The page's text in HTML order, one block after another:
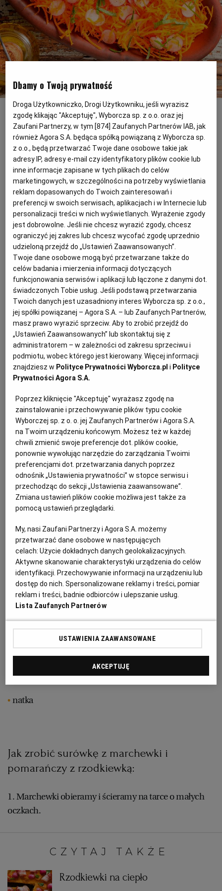
NAPOJE
SAŁATKI
MAKARONY
DRÓB
MIĘSA
RYBY
PRZEKĄSKI
DOMOWE PRZETWORY
SOST, DIPY I INNE DODATKI
DOMOWE PRZYJĘCIE
GRILL
KUCHNIA CHIŃSKA
KUCHNIA TAJSKA
KUCHNIA GRECKA
KUCHNIA PORTUGALSKA
KUCHNIA FRANCUSKA
KUCHNIA AMERYKAŃSKA
KUCHNIA POLSKA
KUCHNIA MEKSYKAŃSKA
KUCHNIA INDYJSKA
KUCHNIA HISZPAŃSKA
KUCHNIA NIEMIECKA
ZAKUPY
SPRZĘT KUCHENNY
FIT PRZEPISY
WEGE
WEGAN
BEZ GLUTENU
PODRÓŻE KULINARNE
HISTORIE KULINARNE
FELIETONY KULINARNE
KSIĄŻKI KULINARNE
SZEF KUCHNI
NASZE SERWISY
SERWISY LOKALNE
BIAŁYSTOK
BIELSKO-BIAŁA
BYDGOSZCZ
CZĘSTOCHOWA
ELBLĄG
GLIWICE
GORZÓW WIELKOPOLSKI
KALISZ
KATOWICE
KIELCE
KRAKÓW
LUBLIN
ŁÓDŹ
OLSZTYN
OPOLE
PŁOCK
POZNAŃ
RADOM
RYBNIK
SZCZECIN
WARSZAWA
WYBORCZA.PL
MAGAZYNY
DUŻY FORMAT
WOLNA SOBOTA
ALE HISTORIA
WYBORCZA TV I VOD
TYLKO ZDROWIE
KSIĄŻKI. MAGAZYN DO CZYTANIA
NASZA EUROPA
SŁÓWKA. MAGAZYN O JĘZYKU
WYBORCZA CLASSIC
WYBORCZA.BIZ
WYSOKIE OBCASY
BIQDATA
JUTRONAUCI
ARCHIWUM
INNE SERWISY
GAZETA.PL
SPORT.PL
PUBLIO.PL
KULTURALNYSKLEP.PL
DZIECKO
ZDROWIE
POGODA
PODRÓŻE
WIDEO
FORUM
Surówka z marchewki z pomarańczą(Fot. Getty Images)
Marchewka do obiadu to popularny
dodatek. Najczęściej podajemy ją z
jabłkiem, z chrzanem albo z rodzynkami.
Tę wersję surówki przygotowaliśmy z
pomarańczą i podkręciliśmy jej smak,
dorzucając nieco ostre w smaku
rzodkiewki.
Dla 4 osób
Przygotowanie: 20 minut
Surówka z marchewki i pomarańczy z
rzodkiewką – składniki:
4 marchewki
pomarańcza
kilka rzodkiewek
3 łyżki soku z cytryny
oliwa
sól
cukier
natka
Jak zrobić surówkę z marchewki i
pomarańczy z rzodkiewką:
1. Marchewki obieramy i ścieramy na tarce o małych
oczkach.
CZYTAJ TAKŻE:
Rzodkiewki na ciepło
Dbamy o Twoją prywatność
Droga Użytkowniczko, Drogi Użytkowniku, jeśli wyrazisz
zgodę klikając "Akceptuję", Wyborcza sp. z o.o. oraz jej
Zaufani Partnerzy, w tym [874] Zaufanych Partnerów IAB, jak
również Agora S.A. będąca spółką powiązaną z Wyborcza sp.
z o.o., będą przetwarzać Twoje dane osobowe takie jak
adresy IP, adresy e-mail czy identyfikatory plików cookie lub
inne informacje zapisane w tych plikach do celów
marketingowych, w szczególności na potrzeby wyświetlania
reklam dopasowanych do Twoich zainteresowań i
preferencji w swoich serwisach, aplikacjach i w Internecie lub
personalizacji treści w nich wyświetlanych. Wyrażenie zgody
jest dobrowolne. Jeśli nie chcesz wyrazić zgody, chcesz
ograniczyć jej zakres lub chcesz wycofać zgodę uprzednio
udzieloną przejdź do „Ustawień Zaawansowanych”.
Twoje dane osobowe mogą być przetwarzane także do
celów badania i mierzenia informacji dotyczących
funkcjonowania serwisów i aplikacji lub łączone z danymi dot.
świadczonych Tobie usług. Jeśli podstawą przetwarzania
Twoich danych jest uzasadniony interes Wyborcza sp. z o.o.,
jej spółki powiązanej – Agora S.A. – lub Zaufanych Partnerów,
masz prawo wyrazić sprzeciw. Aby to zrobić przejdź do
„Ustawień Zaawansowanych” lub skontaktuj się z
administratorem – w zależności od zakresu sprzeciwu i
podmiotu, wobec którego jest kierowany. Więcej informacji
znajdziesz w Polityce Prywatności Wyborcza.pl i Polityce
Prywatności Agora S.A.
Poprzez kliknięcie "Akceptuję" wyrażasz zgodę na
zainstalowanie i przechowywanie plików typu cookie
Wyborczej sp. z o. o. jej Zaufanych Partnerów i Agora S.A.
na Twoim urządzeniu końcowym. Możesz też w każdej
chwili zmienić swoje preferencje dot. plików cookie,
ponownie wywołując narzędzie do zarządzania Twoimi
preferencjami dot. przetwarzania danych poprzez
odnośnik „Ustawienia prywatności” w stopce serwisu i
przechodząc do sekcji „Ustawienia zaawansowane”.
Zmiana ustawień plików cookie możliwa jest także za
pomocą ustawień przeglądarki.
My, nasi Zaufani Partnerzy i Agora S.A. możemy
przetwarzać dane osobowe w następujących
celach:Użycie dokładnych danych geolokalizacyjnych.
Aktywne skanowanie charakterystyki urządzenia do celów
identyfikacji. Przechowywanie informacji na urządzeniu lub
dostęp do nich. Spersonalizowane reklamy i treści, pomiar
reklam i treści, badnie odbiorców i ulepszanie usług.
Lista Zaufanych Partnerów
USTAWIENIA ZAAWANSOWANE
AKCEPTUJĘ